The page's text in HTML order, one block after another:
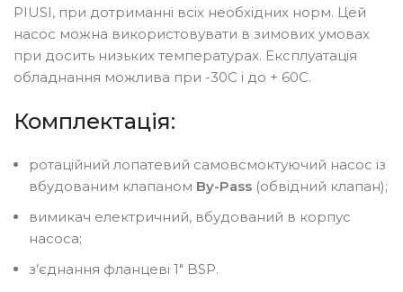
PIUSI, при дотриманні всіх необхідних норм. Цей
насос можна використовувати в зимових умовах
при досить низьких температурах. Експлуатація
обладнання можлива при -30С і до + 60С.
Комплектація:
ротаційний лопатевий самовсмоктуючий насос із
вбудованим клапаном By-Pass (обвідний клапан);
вимикач електричний, вбудований в корпус
насоса;
з’єднання фланцеві 1″ BSP.